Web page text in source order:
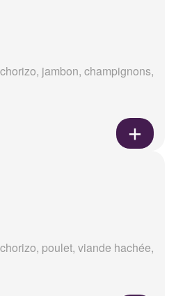
jambon, champignons,
poulet, viande hachée,